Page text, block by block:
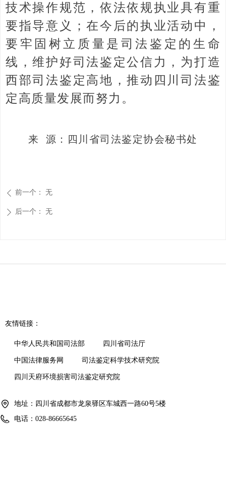
技术操作规范，依法依规执业具有重
要指导意义；在今后的执业活动中，
要牢固树立质量是司法鉴定的生命
线，维护好司法鉴定公信力，为打造
西部司法鉴定高地，推动四川司法鉴
定高质量发展而努力。
来 源：四川省司法鉴定协会秘书处
ꄴ 前一个： 无
ꄲ 后一个： 无
地址： 四川省成都市龙泉驿区车城西一路60号5楼
电话： 028-86665645
中华人民共和国司法部 四川省司法厅
中国法律服务网 司法鉴定科学技术研究院
四川天府环境损害司法鉴定研究院
友情链接：